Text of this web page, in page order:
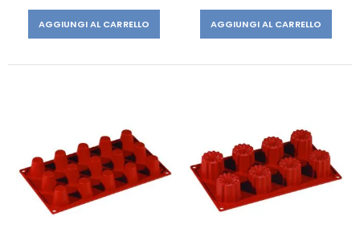
AGGIUNGI AL CARRELLO AGGIUNGI AL CARRELLO